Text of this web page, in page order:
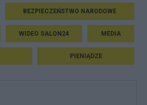
BEZPIECZEŃSTWO NARODOWE
WIDEO SALON24 MEDIA
PIENIĄDZE